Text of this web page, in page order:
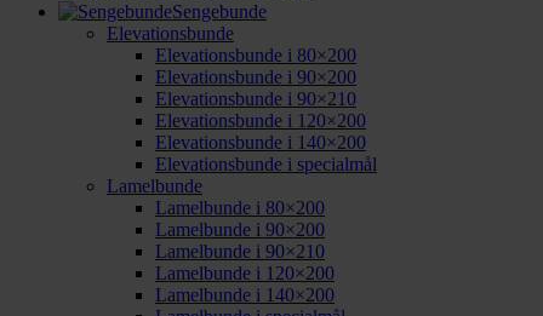
Sengebunde
Elevationsbunde
Elevationsbunde i 80×200
Elevationsbunde i 90×200
Elevationsbunde i 90×210
Elevationsbunde i 120×200
Elevationsbunde i 140×200
Elevationsbunde i specialmål
Lamelbunde
Lamelbunde i 80×200
Lamelbunde i 90×200
Lamelbunde i 90×210
Lamelbunde i 120×200
Lamelbunde i 140×200